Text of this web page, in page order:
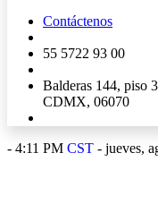
Contáctenos
55 5722 93 00
Balderas 144, piso
CDMX, 06070
- 4:11 PM CST - jueves,